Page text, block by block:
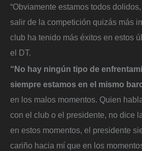
“Obviamente estamos todos
salir de la competición quizás más
club ha tenido más éxitos en estos
el DT.
“No hay ningún tipo de
siempre estamos en el mismo
en los malos momentos. Quien
con el club o el presidente, no dice
en estos momentos, el presidente
cariño hacia mí que en los